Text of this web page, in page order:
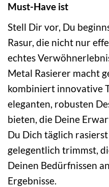
Must-Have ist
Stell Dir vor, Du
Rasur, die nicht nur
echtes
Metal Rasierer macht
kombiniert innovative
eleganten, robusten
bieten, die Deine
Du Dich täglich
gelegentlich trimmst,
Deinen Bedürfnissen
Ergebnisse.